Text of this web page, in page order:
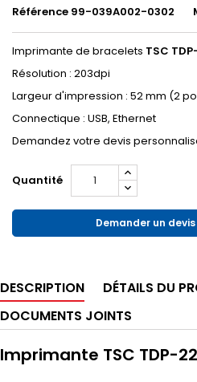
Référence 99-039A002-0302
Imprimante de bracelets TSC
Résolution : 203dpi
Largeur d'impression : 52 mm (2
Connectique : USB, Ethernet
Demandez votre devis
Quantité
Demander un
DESCRIPTION
DÉTAILS DU
DOCUMENTS JOINTS
Imprimante TSC TDP-